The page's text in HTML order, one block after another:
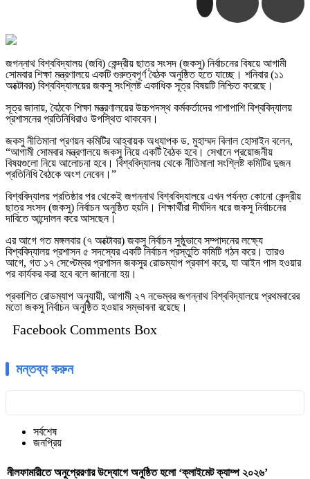
জগন্নাথ বিশ্ববিদ্যালয় (জবি) কেন্দ্রীয় ছাত্র সংসদ (জকসু) নির্বাচনের বিষয়ে আগামী
সোমবার শিক্ষা মন্ত্রণালয়ে একটি গুরুত্বপূর্ণ বৈঠক অনুষ্ঠিত হতে যাচ্ছে। শনিবার (১১
অক্টোবর) বিশ্ববিদ্যালয়ের জকসু সংশ্লিষ্ট একাধিক সূত্র বিষয়টি নিশ্চিত করেছে।
সূত্র জানায়, বৈঠকে শিক্ষা মন্ত্রণালয়ের উচ্চপদস্থ কর্মকর্তাদের পাশাপাশি বিশ্ববিদ্যালয়
প্রশাসনের প্রতিনিধিরাও উপস্থিত থাকবেন।
জকসু নীতিমালা প্রণয়ন কমিটির আহ্বায়ক অধ্যাপক ড. মুহাম্মদ বিলাল হোসাইন বলেন,
“আগামী সোমবার মন্ত্রণালয়ে জকসু নিয়ে একটি বৈঠক হবে। সেখানে প্রয়োজনীয়
বিষয়গুলো নিয়ে আলোচনা হবে। বিশ্ববিদ্যালয় থেকে নীতিমালা সংশ্লিষ্ট কমিটির দুজন
প্রতিনিধি বৈঠকে অংশ নেবেন।”
বিশ্ববিদ্যালয় প্রতিষ্ঠার পর থেকেই জগন্নাথ বিশ্ববিদ্যালয়ে এখন পর্যন্ত কোনো কেন্দ্রীয়
ছাত্র সংসদ (জকসু) নির্বাচন অনুষ্ঠিত হয়নি। শিক্ষার্থীরা দীর্ঘদিন ধরে জকসু নির্বাচনের
দাবিতে আন্দোলন করে আসছেন।
এর আগে গত মঙ্গলবার (৭ অক্টোবর) জকসু নির্বাচন সুষ্ঠুভাবে সম্পাদনের লক্ষ্যে
বিশ্ববিদ্যালয় প্রশাসন ৫ সদস্যের একটি নির্বাচন প্রস্তুতি কমিটি গঠন করে। তারও
আগে, গত ১৭ সেপ্টেম্বর প্রশাসন জকসুর রোডম্যাপ প্রকাশ করে, যা আইন পাস হওয়ার
পর কার্যকর করা হবে বলে জানানো হয়।
প্রকাশিত রোডম্যাপ অনুযায়ী, আগামী ২৭ নভেম্বর জগন্নাথ বিশ্ববিদ্যালয়ে প্রথমবারের
মতো জকসু নির্বাচন অনুষ্ঠিত হওয়ার সম্ভাবনা রয়েছে।
Facebook Comments Box
মন্তব্য করুন
সর্বশেষ
জনপ্রিয়
নীলফামারীতে অনুপ্রেরণার উদ্যোগে অনুষ্ঠিত হলো ‘ক্লাইমেট ক্যাম্প ২০২৬’